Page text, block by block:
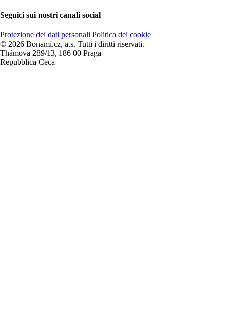
Seguici sui nostri canali social
Protezione dei dati personali Politica dei cookie
© 2026 Bonami.cz, a.s. Tutti i diritti riservati.
Thámova 289/13, 186 00 Praga
Repubblica Ceca